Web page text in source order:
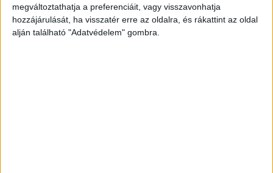
megváltoztathatja a preferenciáit, vagy visszavonhatja
hozzájárulását, ha visszatér erre az oldalra, és rákattint az oldal
alján található "Adatvédelem" gombra.